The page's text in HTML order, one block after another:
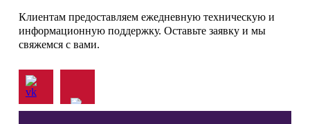
Клиентам предоставляем ежедневную техническую и
информационную поддержку. Оставьте заявку и мы
свяжемся с вами.